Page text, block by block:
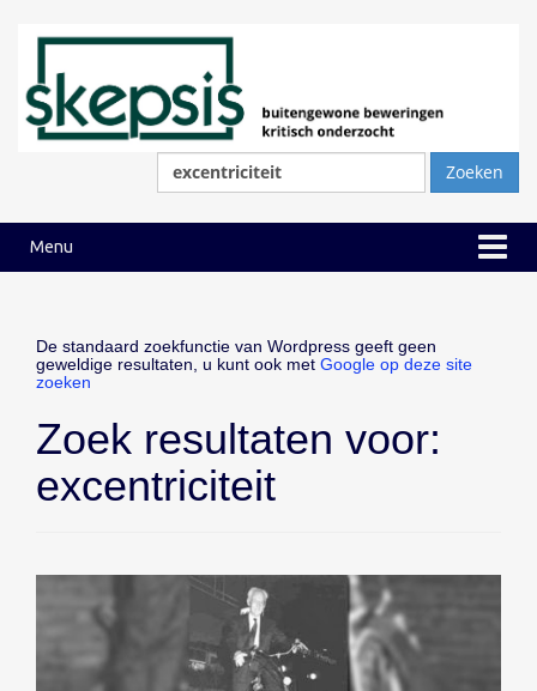
Zoeken
naar:
Menu
De standaard zoekfunctie van Wordpress geeft geen
geweldige resultaten, u kunt ook met Google op deze site
zoeken
Zoek resultaten voor:
excentriciteit